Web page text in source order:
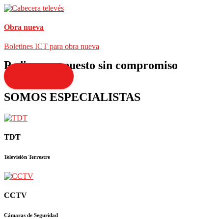
Obra nueva
Boletines ICT para obra nueva
Pedir presupuesto sin compromiso
SOMOS ESPECIALISTAS
TDT
Televisión Terrestre
CCTV
Cámaras de Seguridad